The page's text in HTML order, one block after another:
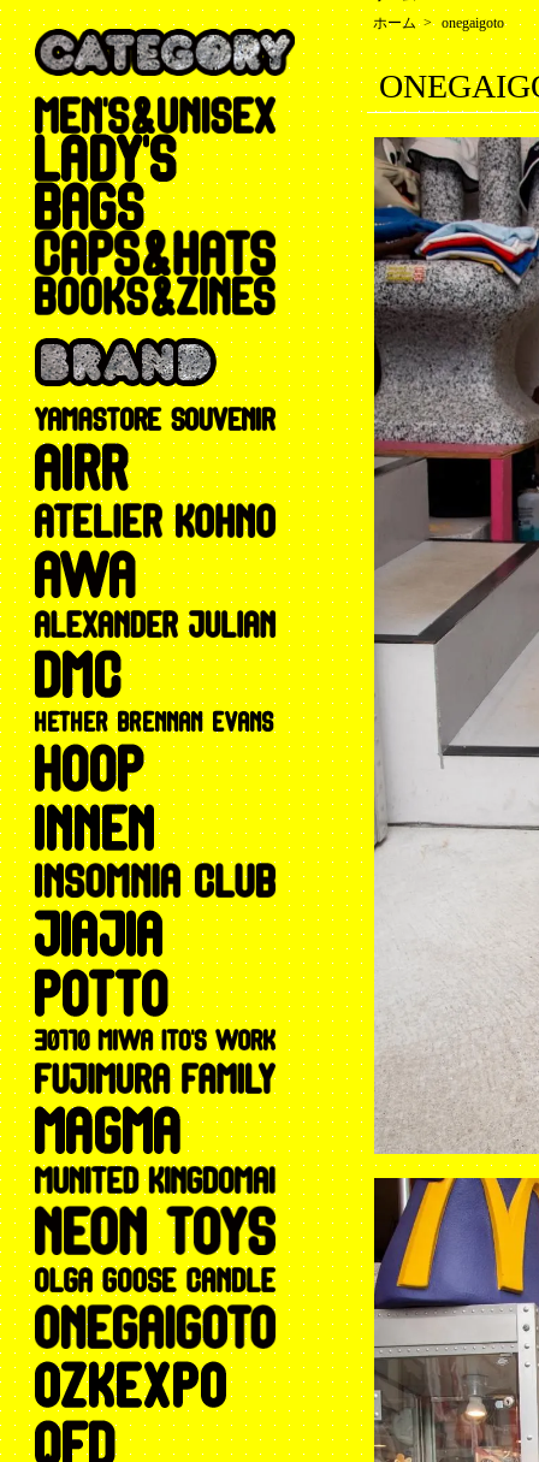
ホーム > onegaigoto